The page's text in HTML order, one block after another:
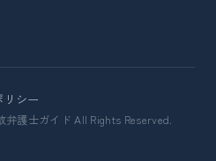
リシー
護士ガイド All Rights Reserved.